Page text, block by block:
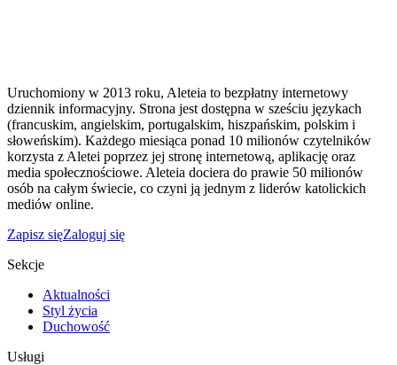
Uruchomiony w 2013 roku, Aleteia to bezpłatny internetowy
dziennik informacyjny. Strona jest dostępna w sześciu językach
(francuskim, angielskim, portugalskim, hiszpańskim, polskim i
słoweńskim). Każdego miesiąca ponad 10 milionów czytelników
korzysta z Aletei poprzez jej stronę internetową, aplikację oraz
media społecznościowe. Aleteia dociera do prawie 50 milionów
osób na całym świecie, co czyni ją jednym z liderów katolickich
mediów online.
Zapisz sięZaloguj się
Sekcje
Aktualności
Styl życia
Duchowość
Usługi